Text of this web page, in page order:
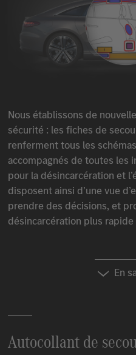
Nous établissons de
sécurité : les fiches de
renferment tous les
accompagnés de toutes les
pour la désincarcération et
disposent ainsi d’une vue
prendre des décisions, et
désincarcération plus
En
Autocollant de